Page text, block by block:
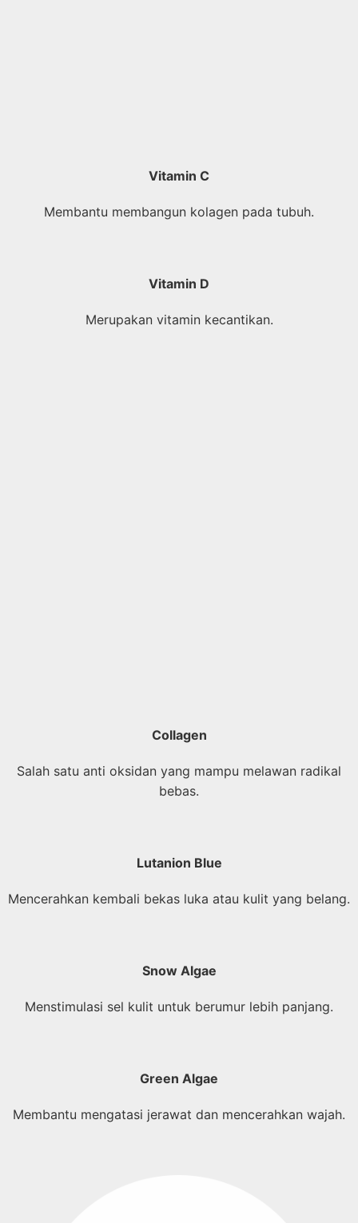
Vitamin C
Membantu membangun kolagen pada tubuh.
Vitamin D
Merupakan vitamin kecantikan.
Collagen
Salah satu anti oksidan yang mampu melawan radikal
bebas.
Lutanion Blue
Mencerahkan kembali bekas luka atau kulit yang belang.
Snow Algae
Menstimulasi sel kulit untuk berumur lebih panjang.
Green Algae
Membantu mengatasi jerawat dan mencerahkan wajah.